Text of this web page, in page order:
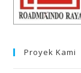
Proyek Kami